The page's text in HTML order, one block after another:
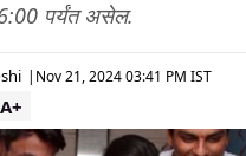
पर्यंत असेल.
| Nov 21, 2024 03:41 PM IST
A+